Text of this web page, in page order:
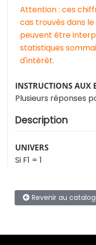
Attention : ces
cas trouvés dans
peuvent être
statistiques
d'intérêt.
INSTRUCTIONS AUX
Plusieurs réponses
Description
UNIVERS
Si F1 = 1
Revenir au